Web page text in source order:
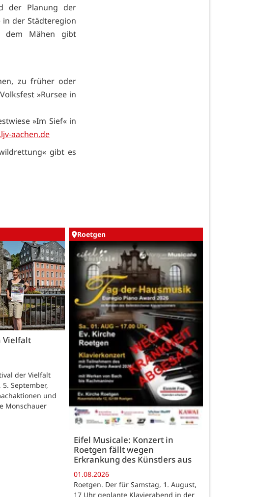
der Planung der
in der Städteregion
dem Mähen gibt
zu früher oder
»Rursee in
»Im Sief« in
aachen.de
gibt es
Vielfalt
der Vielfalt
September,
und
Monschauer
Roetgen
Eifel Musicale: Konzert in
Roetgen fällt wegen
Erkrankung des Künstlers aus
01.08.2026
Roetgen. Der für Samstag, 1. August,
17 Uhr geplante Klavierabend in der